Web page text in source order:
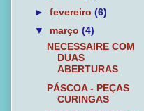
► fevereiro (6)
▼ março (4)
NECESSAIRE COM
DUAS
ABERTURAS
PÁSCOA - PEÇAS
CURINGAS